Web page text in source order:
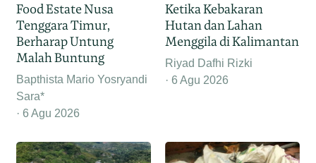
Food Estate Nusa
Tenggara Timur,
Berharap Untung
Malah Buntung
Bapthista Mario Yosryandi
Sara*
6 Agu 2026
Ketika Kebakaran
Hutan dan Lahan
Menggila di Kalimantan
Riyad Dafhi Rizki
6 Agu 2026